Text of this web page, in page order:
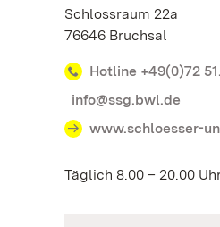
Schlossraum 22a
76646 Bruchsal
Hotline +49(0)72
info@ssg.bwl.de
www.schloesser-
Täglich 8.00 – 20.00